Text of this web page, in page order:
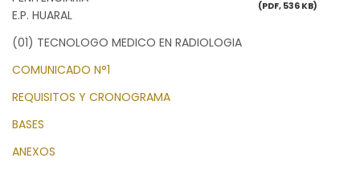
(PDF, 536 KB)
E.P. HUARAL
(01) TECNOLOGO MEDICO EN RADIOLOGIA
COMUNICADO N°1
REQUISITOS Y CRONOGRAMA
BASES
ANEXOS